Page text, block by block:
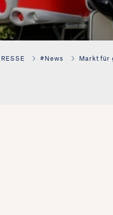
#News Markt für